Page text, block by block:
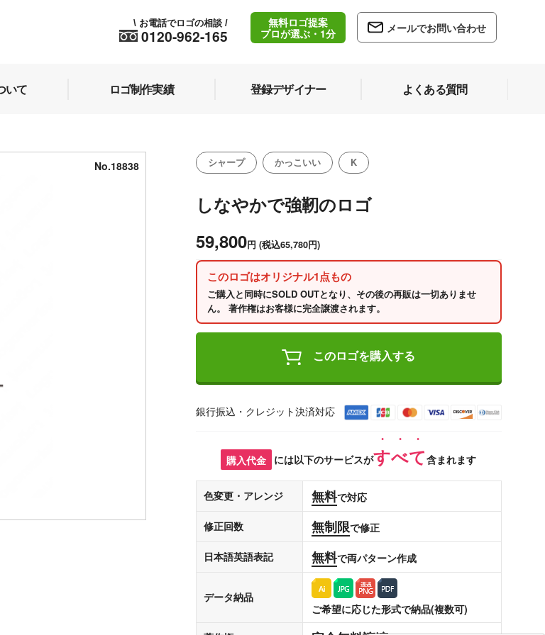
0120-962-165
\ お電話でロゴの相談 /
無料ロゴ提案
プロが選ぶ・1分
メールでお問い合わせ
いて ロゴ制作実績 登録デザイナー よくある質問
No.18838 シャープ かっこいい K
しなやかで強靭のロゴ
59,800円 (税込65,780円)
このロゴはオリジナル1点もの
ご購入と同時にSOLD OUTとなり、その後の再販は一切ありませ
ん。 著作権はお客様に完全譲渡されます。
このロゴを購入する
銀行振込・クレジット決済対応
購入代金 には以下のサービスがすべて含まれます
色変更・アレンジ 無料で対応
修正回数 無制限で修正
日本語英語表記 無料で両パターン作成
データ納品
ご希望に応じた形式で納品(複数可)